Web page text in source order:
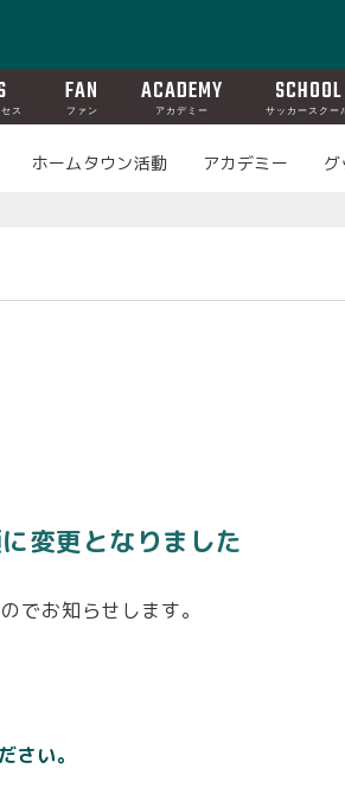
ス
FAN
ファン
ACADEMY
アカデミー
SCHOOL
サッカースクー
ホームタウン活動 アカデミー
変更となりました
でお知らせします。
い。